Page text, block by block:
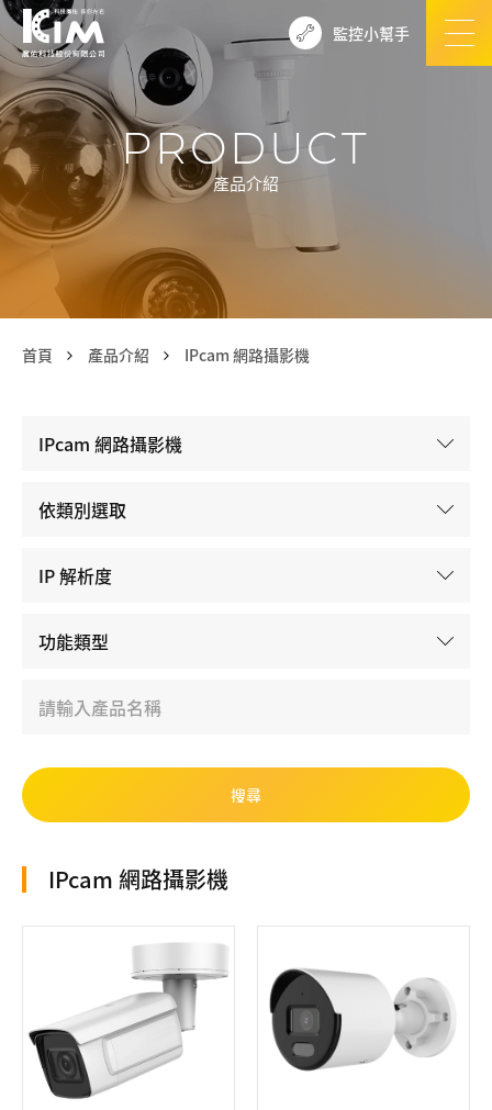
監控小幫手
PRODUCT
產品介紹
首頁 產品介紹 IPcam 網路攝影機
IPcam 網路攝影機